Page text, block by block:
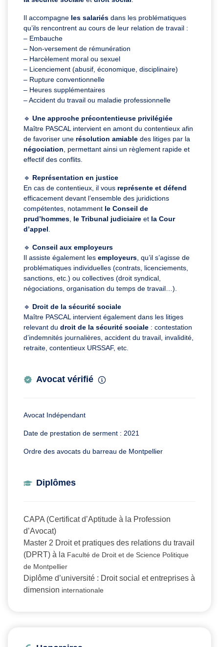
Il accompagne les salariés dans les problématiques
qu’ils rencontrent au cours de leur relation de travail :
– Embauche
– Non-versement de rémunération
– Harcèlement moral ou sexuel
– Licenciement (abusif, économique, disciplinaire)
– Rupture conventionnelle
– Heures supplémentaires
– Accident du travail ou maladie professionnelle
🔹 Une approche précontentieuse privilégiée
Maître PASCAL intervient en amont du contentieux afin
de favoriser une résolution amiable des litiges par la
négociation, permettant ainsi un règlement rapide et
effectif des conflits.
🔹 Représentation en justice
En cas de contentieux, il vous représente et défend
efficacement devant l’ensemble des juridictions
compétentes, notamment le Conseil de
prud’hommes, le Tribunal judiciaire et la Cour
d’appel.
🔹 Conseil aux employeurs
Il assiste également les employeurs, qu’il s’agisse de
problématiques individuelles (contrats, licenciements,
sanctions, etc.) ou collectives (droit syndical,
négociations, organisation du temps de travail…).
🔹 Droit de la sécurité sociale
Maître PASCAL intervient également dans les litiges
relevant du droit de la sécurité sociale : contestation
d’indemnités journalières, accident du travail, invalidité,
retraite, contentieux URSSAF, etc.
Avocat vérifié
Avocat Indépendant
Date de prestation de serment : 2021
Ordre des avocats du barreau de Montpellier
Diplômes
CAPA (Certificat d’Aptitude à la Profession
d’Avocat)
Master 2 Droit et pratiques des relations du travail
(DPRT) à la Faculté de Droit et de Science Politique
de Montpellier
Diplôme d’université : Droit social et entreprises à
dimension internationale